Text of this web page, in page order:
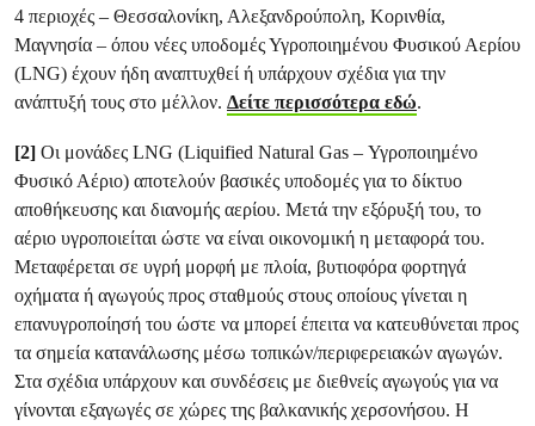
4 περιοχές – Θεσσαλονίκη, Αλεξανδρούπολη, Κορινθία,
Μαγνησία – όπου νέες υποδομές Υγροποιημένου Φυσικού Αερίου
(LNG) έχουν ήδη αναπτυχθεί ή υπάρχουν σχέδια για την
ανάπτυξή τους στο μέλλον. Δείτε περισσότερα εδώ.
[2] Οι μονάδες LNG (Liquified Natural Gas – Υγροποιημένο
Φυσικό Αέριο) αποτελούν βασικές υποδομές για το δίκτυο
αποθήκευσης και διανομής αερίου. Μετά την εξόρυξή του, το
αέριο υγροποιείται ώστε να είναι οικονομική η μεταφορά του.
Μεταφέρεται σε υγρή μορφή με πλοία, βυτιοφόρα φορτηγά
οχήματα ή αγωγούς προς σταθμούς στους οποίους γίνεται η
επανυγροποίησή του ώστε να μπορεί έπειτα να κατευθύνεται προς
τα σημεία κατανάλωσης μέσω τοπικών/περιφερειακών αγωγών.
Στα σχέδια υπάρχουν και συνδέσεις με διεθνείς αγωγούς για να
γίνονται εξαγωγές σε χώρες της βαλκανικής χερσονήσου. Η